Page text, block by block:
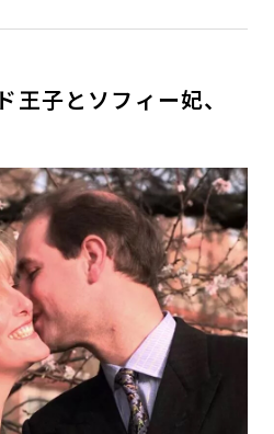
王子とソフィー妃、